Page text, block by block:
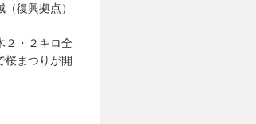
復興拠点）
２・２キロ全
桜まつりが開